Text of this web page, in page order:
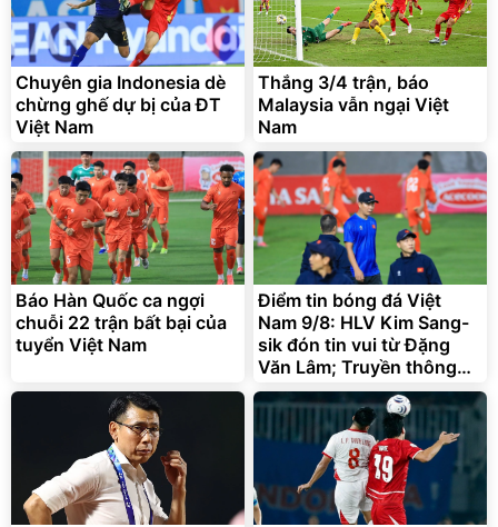
Lót ghế ôtô, nâng lưng
chống nóng giúp thoải mái
trong di chuyển
295.000đ
Đã bán nhiều
Chuyên gia Indonesia dè
chừng ghế dự bị của ĐT
Việt Nam
Thắng 3/4 trận, báo
Malaysia vẫn ngại Việt
Nam
Báo Hàn Quốc ca ngợi
chuỗi 22 trận bất bại của
tuyển Việt Nam
Điểm tin bóng đá Việt
Nam 9/8: HLV Kim Sang-
sik đón tin vui từ Đặng
Văn Lâm; Truyền thông
Malaysia e ngại Việt Nam